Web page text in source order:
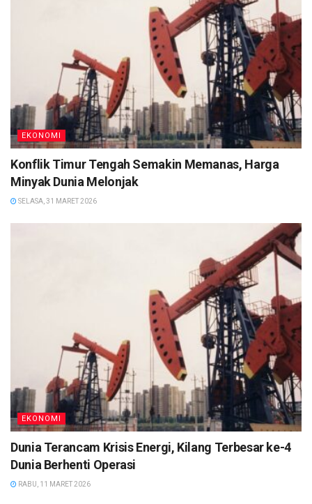
EKONOMI
Konflik Timur Tengah Semakin Memanas, Harga
Minyak Dunia Melonjak
SELASA, 31 MARET 2026
EKONOMI
Dunia Terancam Krisis Energi, Kilang Terbesar ke-4
Dunia Berhenti Operasi
RABU, 11 MARET 2026